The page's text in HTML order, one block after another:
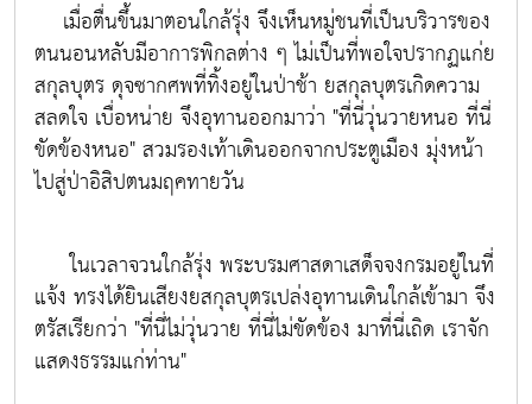
เมื่อตื่นขึ้นมาตอนใกล้รุ่ง จึงเห็นหมู่ชนที่เป็นบริวารของ
ตนนอนหลับมีอาการพิกลต่าง ๆ ไม่เป็นที่พอใจปรากฏแก่ย
สกุลบุตร ดุจซากศพที่ทิ้งอยู่ในป่าช้า ยสกุลบุตรเกิดความ
สลดใจ เบื่อหน่าย จึงอุทานออกมาว่า "ที่นี่วุ่นวายหนอ ที่นี่
ขัดข้องหนอ" สวมรองเท้าเดินออกจากประตูเมือง มุ่งหน้า
ไปสู่ป่าอิสิปตนมฤคทายวัน
ในเวลาจวนใกล้รุ่ง พระบรมศาสดาเสด็จจงกรมอยู่ในที่
แจ้ง ทรงได้ยินเสียงยสกุลบุตรเปล่งอุทานเดินใกล้เข้ามา จึง
ตรัสเรียกว่า "ที่นี่ไม่วุ่นวาย ที่นี่ไม่ขัดข้อง มาที่นี่เถิด เราจัก
แสดงธรรมแก่ท่าน"